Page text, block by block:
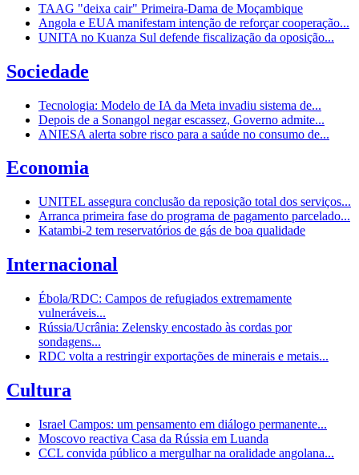
TAAG "deixa cair" Primeira-Dama de Moçambique
Angola e EUA manifestam intenção de reforçar cooperação...
UNITA no Kuanza Sul defende fiscalização da oposição...
Sociedade
Tecnologia: Modelo de IA da Meta invadiu sistema de...
Depois de a Sonangol negar escassez, Governo admite...
ANIESA alerta sobre risco para a saúde no consumo de...
Economia
UNITEL assegura conclusão da reposição total dos serviços...
Arranca primeira fase do programa de pagamento parcelado...
Katambi-2 tem reservatórios de gás de boa qualidade
Internacional
Ébola/RDC: Campos de refugiados extremamente
vulneráveis...
Rússia/Ucrânia: Zelensky encostado às cordas por
sondagens...
RDC volta a restringir exportações de minerais e metais...
Cultura
Israel Campos: um pensamento em diálogo permanente...
Moscovo reactiva Casa da Rússia em Luanda
CCL convida público a mergulhar na oralidade angolana...